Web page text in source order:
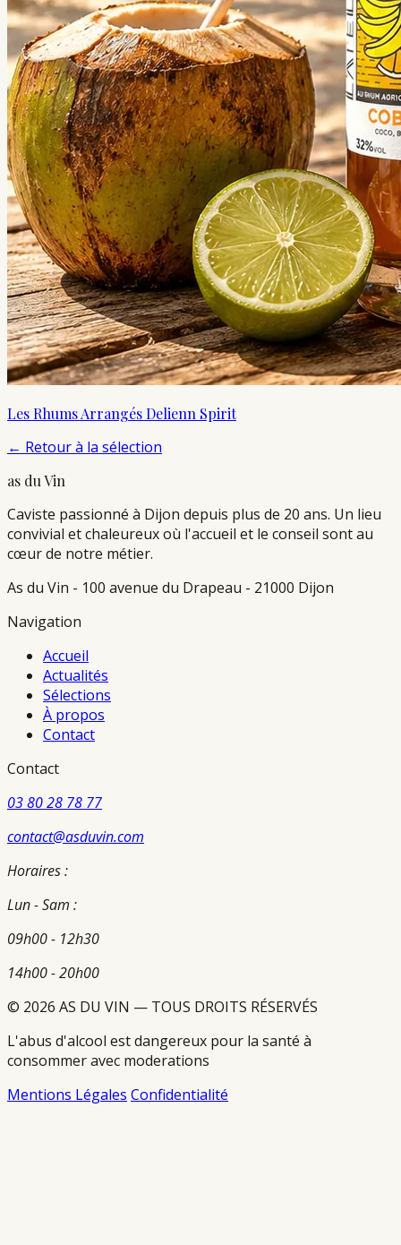
Les Rhums Arrangés Delienn Spirit
← Retour à la sélection
as du Vin
Caviste passionné à Dijon depuis plus de 20 ans. Un lieu
convivial et chaleureux où l'accueil et le conseil sont au
cœur de notre métier.
As du Vin - 100 avenue du Drapeau - 21000 Dijon
Navigation
Accueil
Actualités
Sélections
À propos
Contact
Contact
03 80 28 78 77
contact@asduvin.com
Horaires :
Lun - Sam :
09h00 - 12h30
14h00 - 20h00
© 2026 AS DU VIN — TOUS DROITS RÉSERVÉS
L'abus d'alcool est dangereux pour la santé à
consommer avec moderations
Mentions Légales Confidentialité